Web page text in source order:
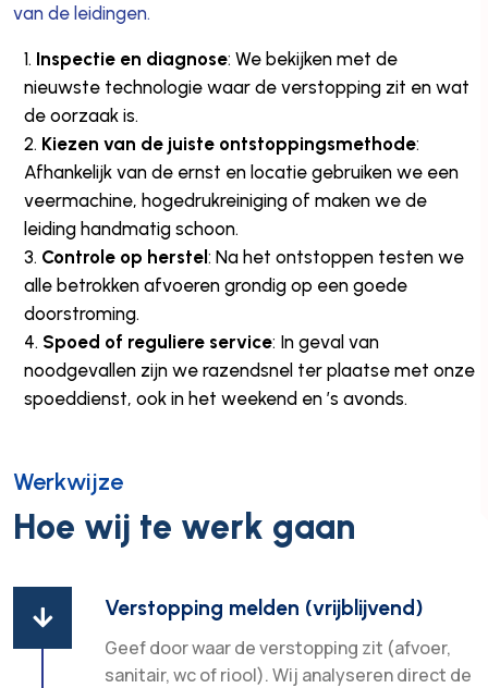
van de leidingen.
Inspectie en diagnose: We bekijken met de
nieuwste technologie waar de verstopping zit en wat
de oorzaak is.
Kiezen van de juiste ontstoppingsmethode:
Afhankelijk van de ernst en locatie gebruiken we een
veermachine, hogedrukreiniging of maken we de
leiding handmatig schoon.
Controle op herstel: Na het ontstoppen testen we
alle betrokken afvoeren grondig op een goede
doorstroming.
Spoed of reguliere service: In geval van
noodgevallen zijn we razendsnel ter plaatse met onze
spoeddienst, ook in het weekend en ’s avonds.
Werkwijze
Hoe wij te werk gaan
 Verstopping melden (vrijblijvend)
Geef door waar de verstopping zit (afvoer,
sanitair, wc of riool). Wij analyseren direct de